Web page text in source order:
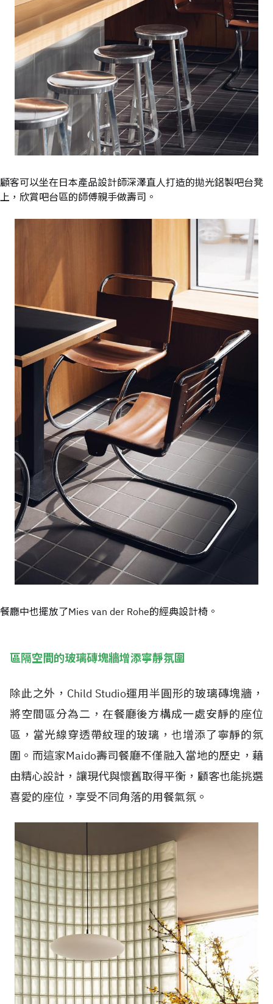
顧客可以坐在日本產品設計師深澤直人打造的拋光鋁製吧台凳
上，欣賞吧台區的師傅親手做壽司。
餐廳中也擺放了Mies van der Rohe的經典設計椅。
區隔空間的玻璃磚塊牆增添寧靜氛圍
除此之外，Child Studio運用半圓形的玻璃磚塊牆，
將空間區分為二，在餐廳後方構成一處安靜的座位
區，當光線穿透帶紋理的玻璃，也增添了寧靜的氛
圍。而這家Maido壽司餐廳不僅融入當地的歷史，藉
由精心設計，讓現代與懷舊取得平衡，顧客也能挑選
喜愛的座位，享受不同角落的用餐氣氛。